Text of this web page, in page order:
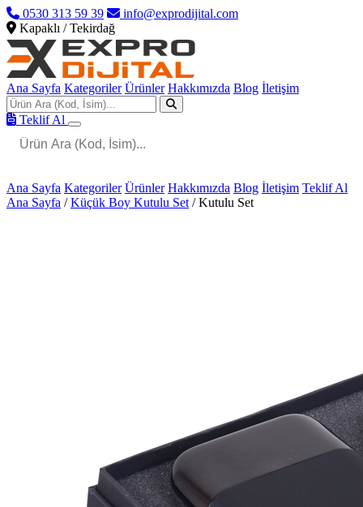
0530 313 59 39
info@exprodijital.com
Kapaklı / Tekirdağ
Ana Sayfa Kategoriler Ürünler Hakkımızda Blog İletişim
Teklif Al
Ana Sayfa Kategoriler Ürünler Hakkımızda Blog İletişim Teklif Al
Ana Sayfa / Küçük Boy Kutulu Set / Kutulu Set